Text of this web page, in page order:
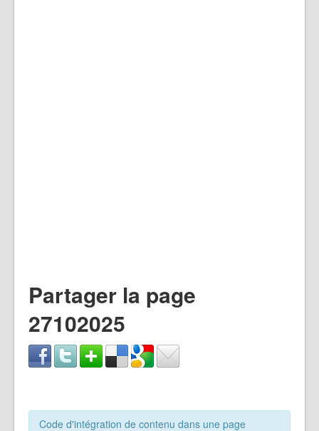
Partager la page
27102025
Code d'intégration de contenu dans une page